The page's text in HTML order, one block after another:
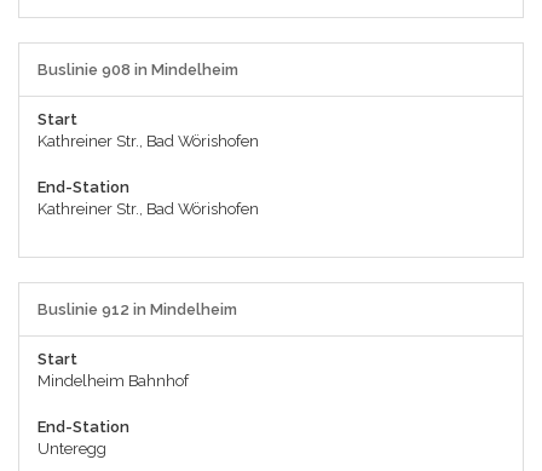
Buslinie 908 in Mindelheim
Start
Kathreiner Str., Bad Wörishofen
End-Station
Kathreiner Str., Bad Wörishofen
Buslinie 912 in Mindelheim
Start
Mindelheim Bahnhof
End-Station
Unteregg